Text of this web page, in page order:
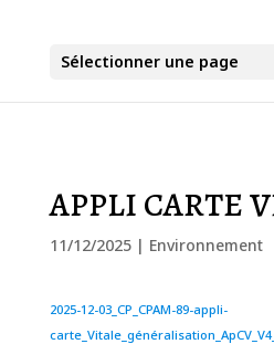
Sélectionner une page
APPLI CARTE
11/12/2025| Environnement
2025-12-03_CP_CPAM-89-appli-